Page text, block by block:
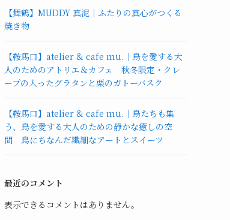
【舞鶴】MUDDY 真泥｜ふたりの真心がつくる
焼き物
【鞍馬口】atelier & cafe mu.｜鳥を愛する大
人のためのアトリエ＆カフェ 秋冬限定・クレ
ープの入ったグラタンと栗のガトーバスク
【鞍馬口】atelier & cafe mu.｜鳥たちも集
う、鳥を愛する大人のための静かな癒しの空
間 鳥にちなんだ繊細なアートとスイーツ
最近のコメント
表示できるコメントはありません。